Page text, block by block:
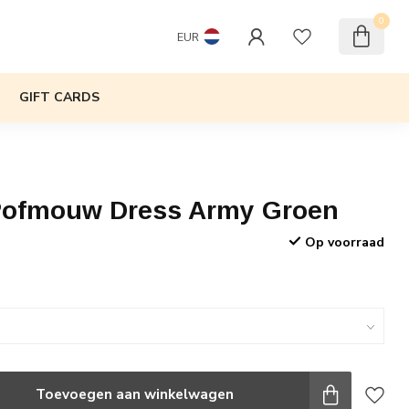
EUR
0
GIFT CARDS
Dress Army Groen
Op voorraad
Toevoegen aan winkelwagen